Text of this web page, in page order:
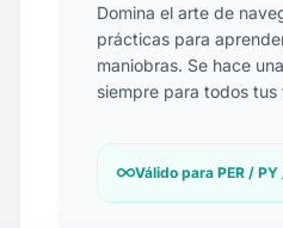
Domina el arte de
prácticas para
maniobras. Se hace
siempre para todos tus
Válido para PER / PY